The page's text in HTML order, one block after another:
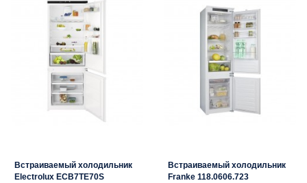
Встраиваемый холодильник
Electrolux ECB7TE70S
Встраиваемый холодильник
Franke 118.0606.723